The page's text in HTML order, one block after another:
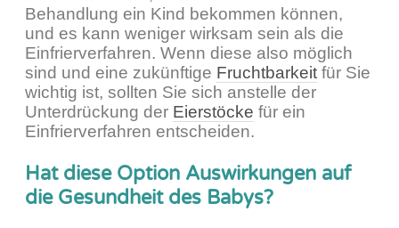
Behandlung ein Kind bekommen können,
und es kann weniger wirksam sein als die
Einfrierverfahren. Wenn diese also möglich
sind und eine zukünftige Fruchtbarkeit für Sie
wichtig ist, sollten Sie sich anstelle der
Unterdrückung der Eierstöcke für ein
Einfrierverfahren entscheiden.
Hat diese Option Auswirkungen auf
die Gesundheit des Babys?